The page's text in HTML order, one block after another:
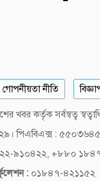
গোপনীয়তা নীতি
খবর কর্তৃক সর্বস্বত্ব
পিএবিএক্স :
৯১০৪২২, +৮৮০
:০১৮৪৭-৪২১১৫২